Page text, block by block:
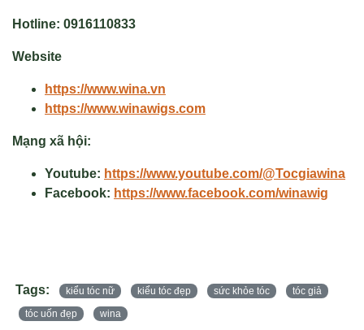
Hotline: 0916110833
Website
https://www.wina.vn
https://www.winawigs.com
Mạng xã hội:
Youtube: https://www.youtube.com/@Tocgiawina
Facebook: https://www.facebook.com/winawig
Tags: kiểu tóc nữ kiểu tóc đẹp sức khỏe tóc
tóc giả
tóc uốn đẹp
wina